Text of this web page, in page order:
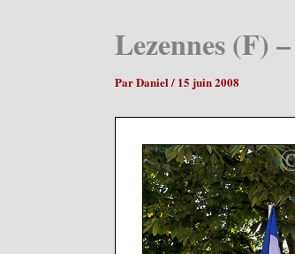
Lezennes (F)
ParDaniel / 15 juin 2008